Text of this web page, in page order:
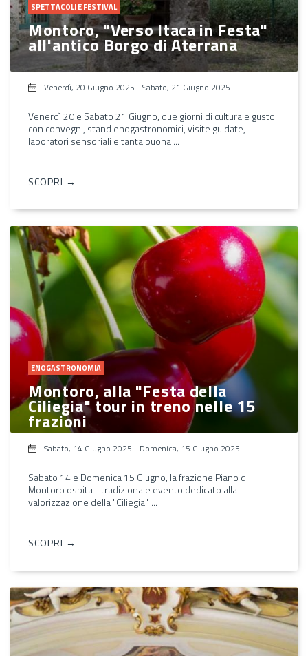
SPETTACOLI E FESTIVAL
Montoro, "Verso Itaca in Festa"
all'antico Borgo di Aterrana
Venerdì, 20 Giugno 2025 -Sabato, 21 Giugno 2025
Venerdì 20 e Sabato 21 Giugno, due giorni di cultura e gusto
con convegni, stand enogastronomici, visite guidate,
laboratori sensoriali e tanta buona ...
SCOPRI →
ENOGASTRONOMIA
Montoro, alla "Festa della
Ciliegia" tour in treno nelle 15
frazioni
Sabato, 14 Giugno 2025 - Domenica, 15 Giugno 2025
Sabato 14 e Domenica 15 Giugno, la frazione Piano di
Montoro ospita il tradizionale evento dedicato alla
valorizzazione della "Ciliegia". ...
SCOPRI →